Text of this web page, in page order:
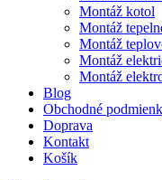
Montáž kotol
Montáž
Montáž
Montáž
Montáž
Blog
Obchodné
Doprava
Kontakt
Košík